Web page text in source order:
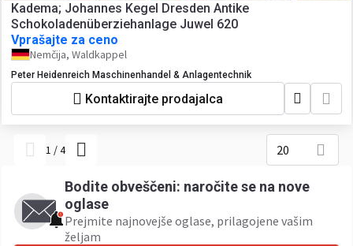
Kadema; Johannes Kegel Dresden Antike
Schokoladenüberziehanlage Juwel 620
Vprašajte za ceno
Nemčija, Waldkappel
Peter Heidenreich Maschinenhandel & Anlagentechnik
Kontaktirajte prodajalca
1 /4 20
Bodite obveščeni: naročite se na nove
oglase
Prejmite najnovejše oglase, prilagojene vašim
željam